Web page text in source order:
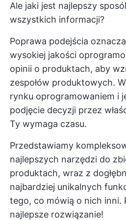
Ale jaki jest najlepszy
wszystkich informacji?
Poprawa podejścia
wysokiej jakości
opinii o produktach, aby
zespołów produktowych.
rynku oprogramowaniem i
podjęcie decyzji przez
Ty wymaga czasu.
Przedstawiamy
najlepszych narzędzi do
produktach, wraz z
najbardziej unikalnych
tego, co mówią o nich inni.
najlepsze rozwiązanie!